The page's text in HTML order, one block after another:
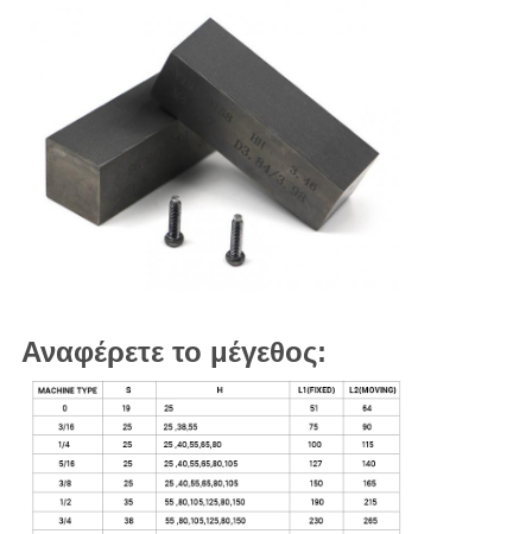
Αναφέρετε το μέγεθος: